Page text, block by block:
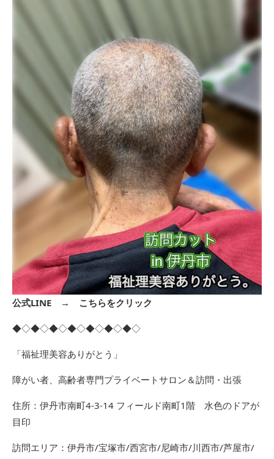
公式LINE → こちらをクリック
◆◇◆◇◆◇◆◇◆◇◆◇◆◇
「福祉理美容ありがとう」
障がい者、高齢者専門プライベートサロン＆訪問・出張
住所：伊丹市南町4-3-14 フィールド南町1階 水色のドアが
目印
訪問エリア：伊丹市/宝塚市/西宮市/尼崎市/川西市/芦屋市/